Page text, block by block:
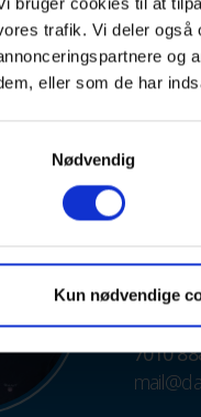
trafik. Vi deler også
og
eller som de har
Nødvendig
Kun nødvendige
Vi
Har du
så er vi
7010